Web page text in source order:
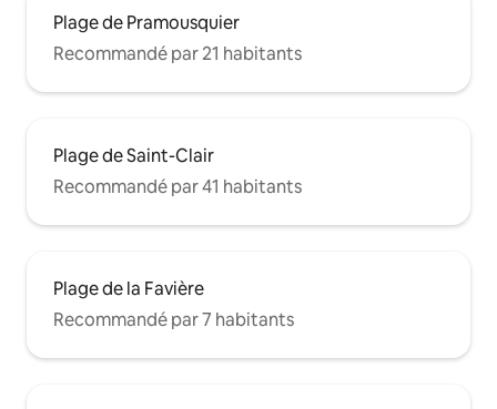
Plage de Pramousquier
Recommandé par 21 habitants
Plage de Saint-Clair
Recommandé par 41 habitants
Plage de la Favière
Recommandé par 7 habitants